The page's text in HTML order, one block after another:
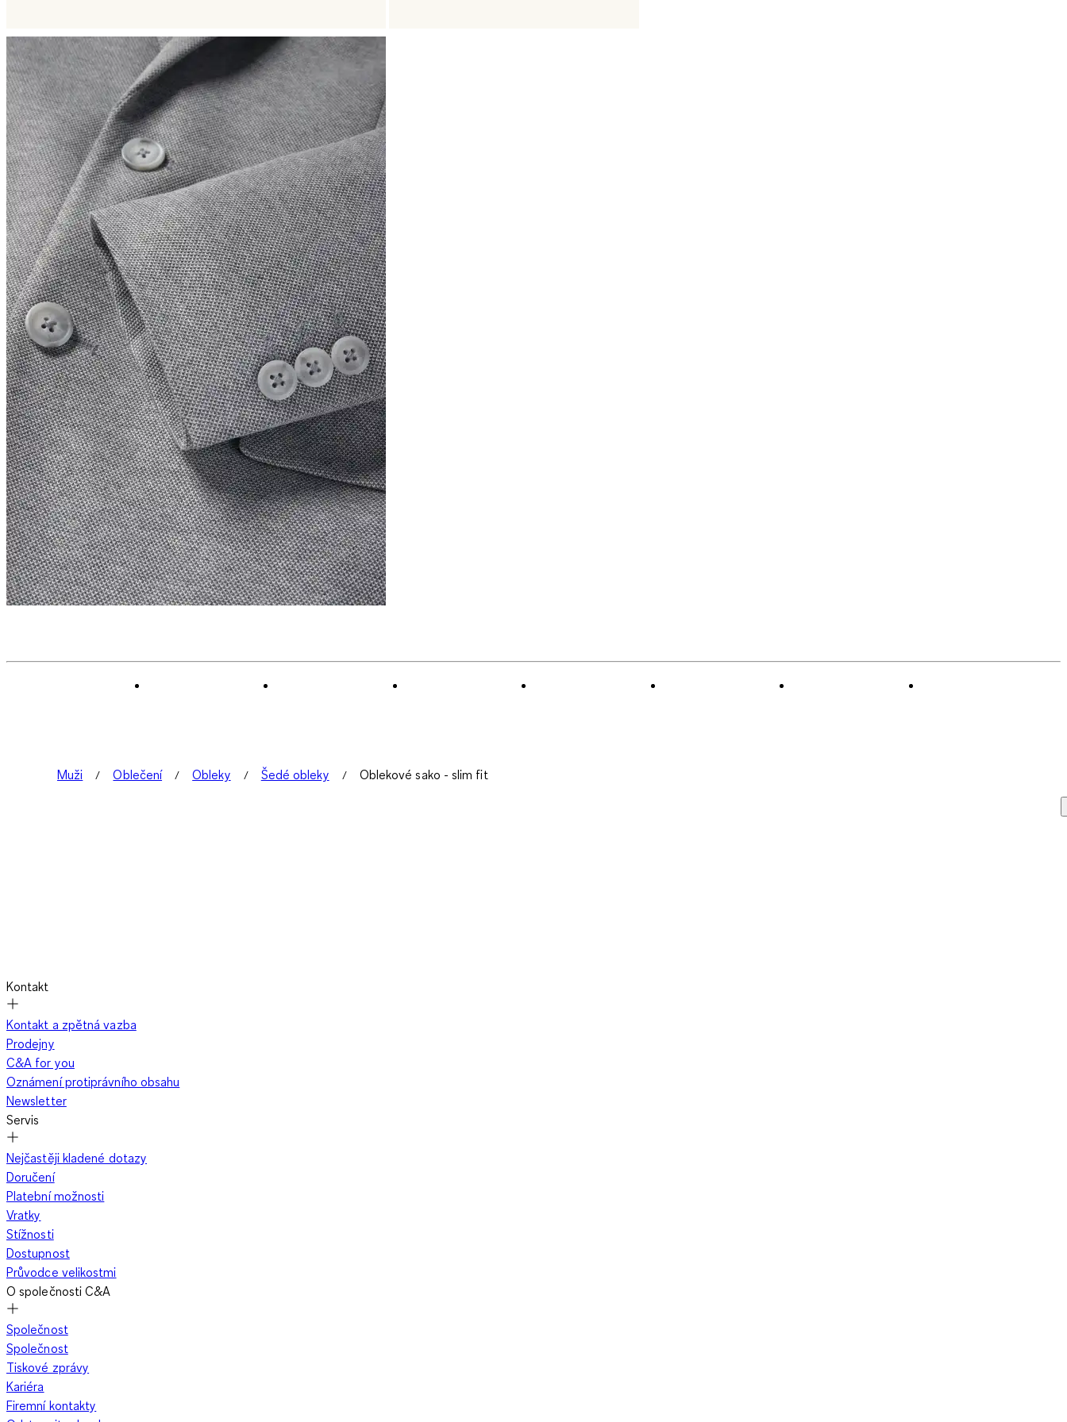
Muži Oblečení Obleky Šedé obleky Oblekové sako - slim fit
Kontakt
Kontakt a zpětná vazba
Prodejny
C&A for you
Oznámení protiprávního obsahu
Newsletter
Servis
Nejčastěji kladené dotazy
Doručení
Platební možnosti
Vratky
Stížnosti
Dostupnost
Průvodce velikostmi
O společnosti C&A
Společnost
Společnost
Tiskové zprávy
Kariéra
Firemní kontakty